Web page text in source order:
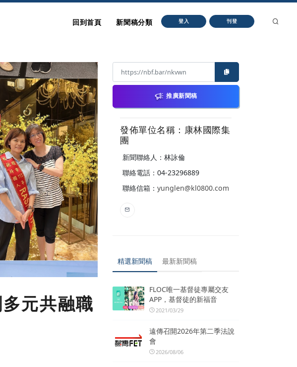
回到首頁 新聞稿分類 登入 刊登
元共融職
推廣新聞稿
發佈單位名稱：康林國際集
團
新聞聯絡人：林詠倫
聯絡電話：04-23296889
聯絡信箱： yunglen@kl0800.com
精選新聞稿 最新新聞稿
FLOC唯一基督徒專屬交友
APP，基督徒的新福音
2021/03/29
遠傳召開2026年第二季法說
會
2026/08/06